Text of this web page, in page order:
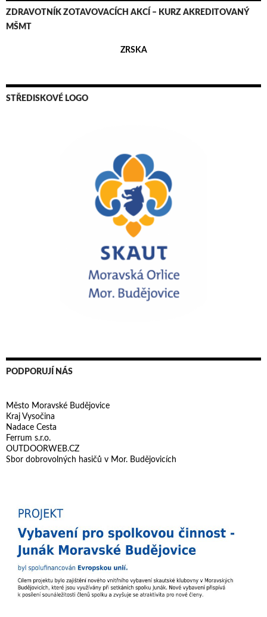
ZDRAVOTNÍK ZOTAVOVACÍCH AKCÍ – KURZ AKREDITOVANÝ
MŠMT
ZRSKA
STŘEDISKOVÉ LOGO
PODPORUJÍ NÁS
Město Moravské Budějovice
Kraj Vysočina
Nadace Cesta
Ferrum s.r.o.
OUTDOORWEB.CZ
Sbor dobrovolných hasičů v Mor. Budějovicích